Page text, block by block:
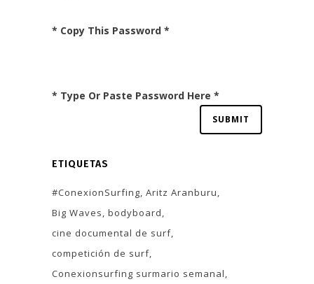
* Copy This Password *
* Type Or Paste Password Here *
ETIQUETAS
#ConexionSurfing Aritz Aranburu
Big Waves bodyboard
cine documental de surf
competición de surf
Conexionsurfing surmario semanal